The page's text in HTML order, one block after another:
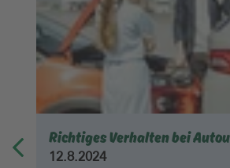
Richtiges Verhalten bei
12.8.2024